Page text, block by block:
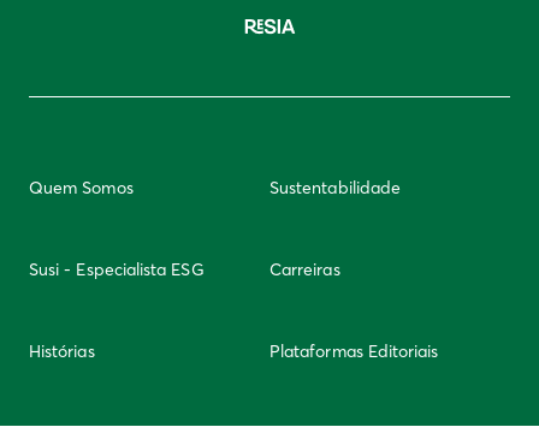
Quem Somos Sustentabilidade
Susi - Especialista ESG Carreiras
Histórias Plataformas Editoriais
Newsletter Integridade